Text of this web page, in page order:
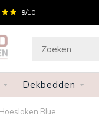
9/10
en retourneren
Dekbedden
Blue